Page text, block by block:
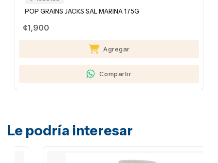
POP GRAINS JACKS SAL MARINA 175G
¢1,900
Agregar
Compartir
Le podría interesar